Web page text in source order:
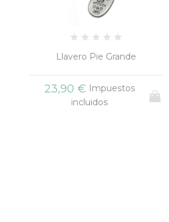
Llavero Pie Grande
23,90 € Impuestos
incluidos